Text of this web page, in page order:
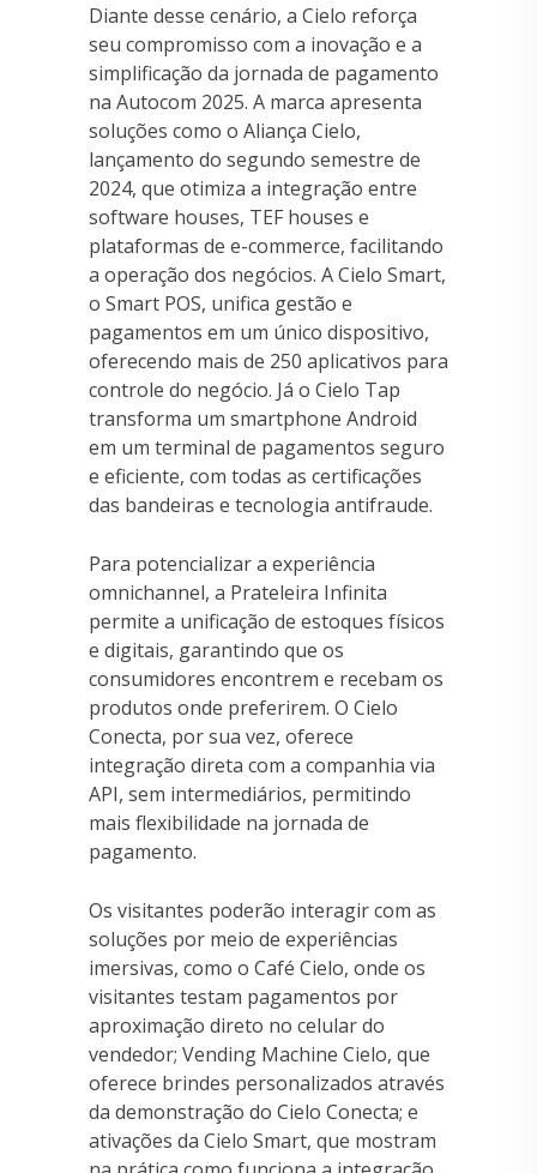
Diante desse cenário, a Cielo reforça
seu compromisso com a inovação e a
simplificação da jornada de pagamento
na Autocom 2025. A marca apresenta
soluções como o Aliança Cielo,
lançamento do segundo semestre de
2024, que otimiza a integração entre
software houses, TEF houses e
plataformas de e-commerce, facilitando
a operação dos negócios. A Cielo Smart,
o Smart POS, unifica gestão e
pagamentos em um único dispositivo,
oferecendo mais de 250 aplicativos para
controle do negócio. Já o Cielo Tap
transforma um smartphone Android
em um terminal de pagamentos seguro
e eficiente, com todas as certificações
das bandeiras e tecnologia antifraude.
Para potencializar a experiência
omnichannel, a Prateleira Infinita
permite a unificação de estoques físicos
e digitais, garantindo que os
consumidores encontrem e recebam os
produtos onde preferirem. O Cielo
Conecta, por sua vez, oferece
integração direta com a companhia via
API, sem intermediários, permitindo
mais flexibilidade na jornada de
pagamento.
Os visitantes poderão interagir com as
soluções por meio de experiências
imersivas, como o Café Cielo, onde os
visitantes testam pagamentos por
aproximação direto no celular do
vendedor; Vending Machine Cielo, que
oferece brindes personalizados através
da demonstração do Cielo Conecta; e
ativações da Cielo Smart, que mostram